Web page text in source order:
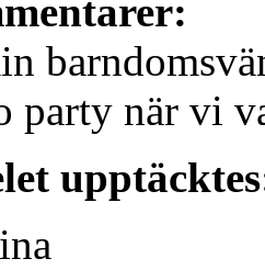
party när vi